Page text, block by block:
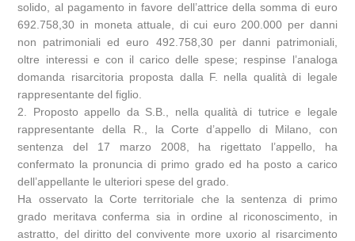
solido, al pagamento in favore dell’attrice della somma di euro
692.758,30 in moneta attuale, di cui euro 200.000 per danni
non patrimoniali ed euro 492.758,30 per danni patrimoniali,
oltre interessi e con il carico delle spese; respinse l’analoga
domanda risarcitoria proposta dalla F. nella qualità di legale
rappresentante del figlio.
2. Proposto appello da S.B., nella qualità di tutrice e legale
rappresentante della R., la Corte d’appello di Milano, con
sentenza del 17 marzo 2008, ha rigettato l’appello, ha
confermato la pronuncia di primo grado ed ha posto a carico
dell’appellante le ulteriori spese del grado.
Ha osservato la Corte territoriale che la sentenza di primo
grado meritava conferma sia in ordine al riconoscimento, in
astratto, del diritto del convivente more uxorio al risarcimento